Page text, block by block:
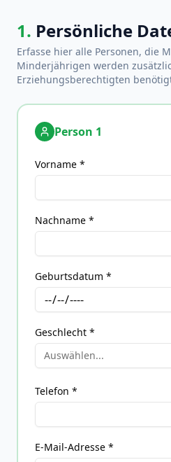
1. Persönliche
Erfasse hier alle Personen, die
Minderjährigen werden
Erziehungsberechtigten
Person 1
Vorname *
Nachname *
Geburtsdatum *
Geschlecht *
Auswählen...
Telefon *
E-Mail-Adresse *